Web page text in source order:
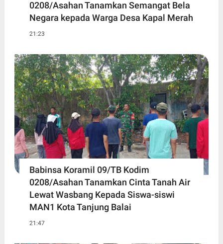
0208/Asahan Tanamkan Semangat Bela
Negara kepada Warga Desa Kapal Merah
21:23
Babinsa Koramil 09/TB Kodim
0208/Asahan Tanamkan Cinta Tanah Air
Lewat Wasbang Kepada Siswa-siswi
MAN1 Kota Tanjung Balai
21:47